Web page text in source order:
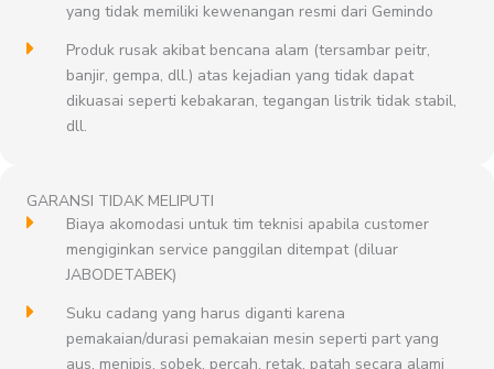
yang tidak memiliki kewenangan resmi dari Gemindo
Produk rusak akibat bencana alam (tersambar peitr,
banjir, gempa, dll.) atas kejadian yang tidak dapat
dikuasai seperti kebakaran, tegangan listrik tidak stabil,
dll.
GARANSI TIDAK MELIPUTI
Biaya akomodasi untuk tim teknisi apabila customer
mengiginkan service panggilan ditempat (diluar
JABODETABEK)
Suku cadang yang harus diganti karena
pemakaian/durasi pemakaian mesin seperti part yang
aus, menipis, sobek, percah, retak, patah secara alami